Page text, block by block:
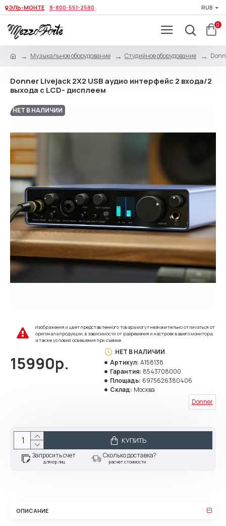
ЭЛЬ-МОНТЕ 8-800-551-2580 RUB
0
Музыкальное оборудование Студийное оборудование
Donner Livejack 2X2 USB аудио интерфейс 2 входа/2
выхода с LCD- дисплеем
НЕТ В НАЛИЧИИ
Изображения и цвет представленного товара могут незначительно отличаться от
оригинала продукции, в зависимости от разрешения и настроек вашего монитора,
а также условий освещения при съемке.
15990р.
НЕТ В НАЛИЧИИ
Артикул: A158138
Гарантия: 8543708000
Площадь: 6975626380406
Склад: Москва
Donner
КУПИТЬ
Запросить счет
для юр.лиц
Сколько доставка?
расчет стоимости
ОПИСАНИЕ